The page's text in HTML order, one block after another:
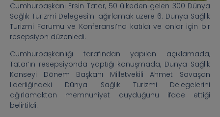
Cumhurbaşkanı Ersin Tatar, 50 ülkeden gelen 300 Dünya
Sağlık Turizmi Delegesi’ni ağırlamak üzere 6. Dünya Sağlık
Turizmi Forumu ve Konferansı’na katıldı ve onlar için bir
resepsiyon düzenledi.
Cumhurbaşkanlığı tarafından yapılan açıklamada,
Tatar’ın resepsiyonda yaptığı konuşmada, Dünya Sağlık
Konseyi Dönem Başkanı Milletvekili Ahmet Savaşan
liderliğindeki Dünya Sağlık Turizmi Delegelerini
ağırlamaktan memnuniyet duyduğunu ifade ettiği
belirtildi.